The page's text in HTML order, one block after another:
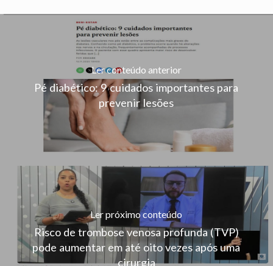
Ler conteúdo anterior
Pé diabético: 9 cuidados importantes para
prevenir lesões
Ler próximo conteúdo
Risco de trombose venosa profunda (TVP)
pode aumentar em até oito vezes após uma
cirurgia